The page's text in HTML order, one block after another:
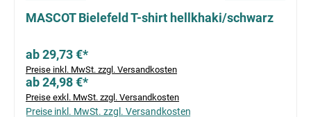
MASCOT Bielefeld T-shirt hellkhaki/schwarz
ab 29,73 €*
Preise inkl. MwSt. zzgl. Versandkosten
ab 24,98 €*
Preise exkl. MwSt. zzgl. Versandkosten
Preise inkl. MwSt. zzgl. Versandkosten